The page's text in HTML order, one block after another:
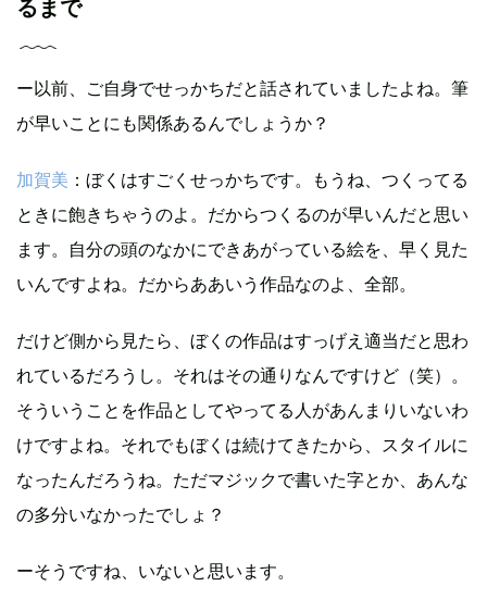
るまで
ー以前、ご自身でせっかちだと話されていましたよね。筆
が早いことにも関係あるんでしょうか？
加賀美 ：ぼくはすごくせっかちです。もうね、つくってる
ときに飽きちゃうのよ。だからつくるのが早いんだと思い
ます。自分の頭のなかにできあがっている絵を、早く見た
いんですよね。だからああいう作品なのよ、全部。
だけど側から見たら、ぼくの作品はすっげえ適当だと思わ
れているだろうし。それはその通りなんですけど（笑）。
そういうことを作品としてやってる人があんまりいないわ
けですよね。それでもぼくは続けてきたから、スタイルに
なったんだろうね。ただマジックで書いた字とか、あんな
の多分いなかったでしょ？
ーそうですね、いないと思います。